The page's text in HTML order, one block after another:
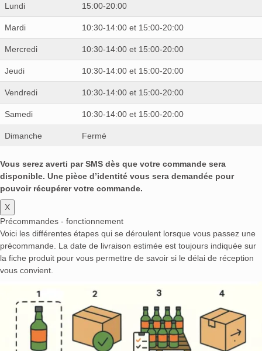
Lundi 15:00-20:00
Mardi 10:30-14:00 et 15:00-20:00
Mercredi 10:30-14:00 et 15:00-20:00
Jeudi 10:30-14:00 et 15:00-20:00
Vendredi 10:30-14:00 et 15:00-20:00
Samedi 10:30-14:00 et 15:00-20:00
Dimanche Fermé
Vous serez averti par SMS dès que votre commande sera
disponible. Une pièce d’identité vous sera demandée pour
pouvoir récupérer votre commande.
X
Précommandes - fonctionnement
Voici les différentes étapes qui se déroulent lorsque vous passez une
précommande. La date de livraison estimée est toujours indiquée sur
la fiche produit pour vous permettre de savoir si le délai de réception
vous convient.